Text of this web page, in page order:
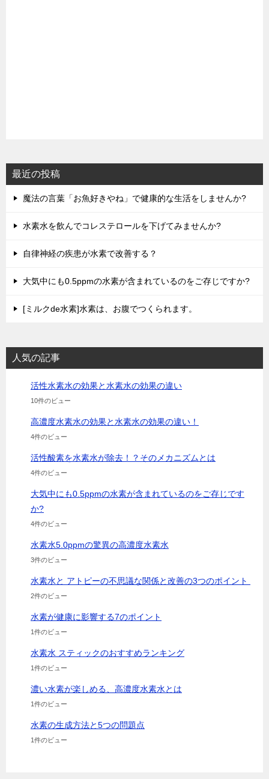
最近の投稿
魔法の言葉「お魚好きやね」で健康的な生活をしませんか?
水素水を飲んでコレステロールを下げてみませんか?
自律神経の疾患が水素で改善する？
大気中にも0.5ppmの水素が含まれているのをご存じですか?
[ミルクde水素]水素は、お腹でつくられます。
人気の記事
活性水素水の効果と水素水の効果の違い
10件のビュー
高濃度水素水の効果と水素水の効果の違い！
4件のビュー
活性酸素を水素水が除去！？そのメカニズムとは
4件のビュー
大気中にも0.5ppmの水素が含まれているのをご存じです
か?
4件のビュー
水素水5.0ppmの驚異の高濃度水素水
3件のビュー
水素水と アトピーの不思議な関係と改善の3つのポイント
2件のビュー
水素が健康に影響する7のポイント
1件のビュー
水素水 スティックのおすすめランキング
1件のビュー
濃い水素が楽しめる、高濃度水素水とは
1件のビュー
水素の生成方法と5つの問題点
1件のビュー